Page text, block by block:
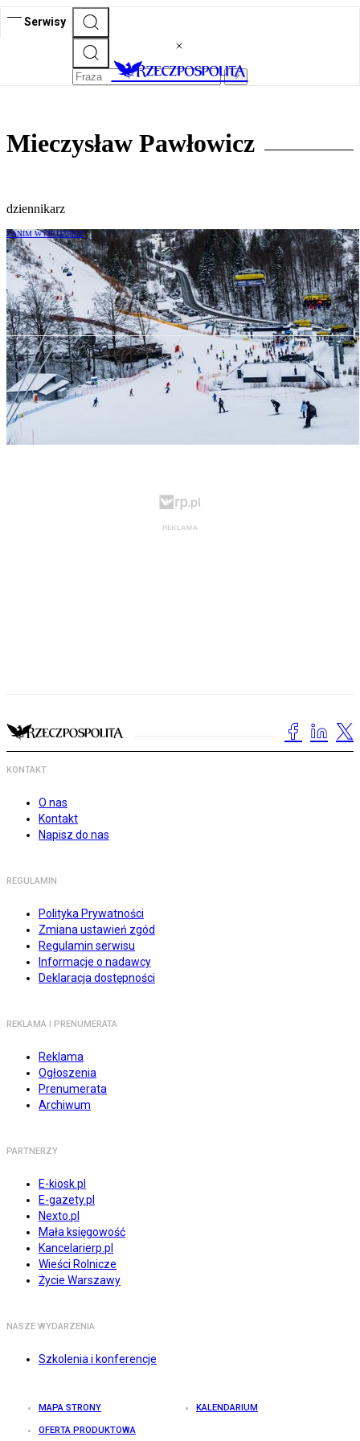
Serwisy
Mieczysław Pawłowicz
dziennikarz
ZANIM WYJEDZIESZ
Początek ferii. Ile narciarze zapłacą na
stokach?
KONTAKT
O nas
Kontakt
Napisz do nas
REGULAMIN
Polityka Prywatności
Zmiana ustawień zgód
Regulamin serwisu
Informacje o nadawcy
Deklaracja dostępności
REKLAMA I PRENUMERATA
Reklama
Ogłoszenia
Prenumerata
Archiwum
PARTNERZY
E-kiosk.pl
E-gazety.pl
Nexto.pl
Mała księgowość
Kancelarierp.pl
Wieści Rolnicze
Życie Warszawy
NASZE WYDARZENIA
Szkolenia i konferencje
MAPA STRONY KALENDARIUM
OFERTA PRODUKTOWA